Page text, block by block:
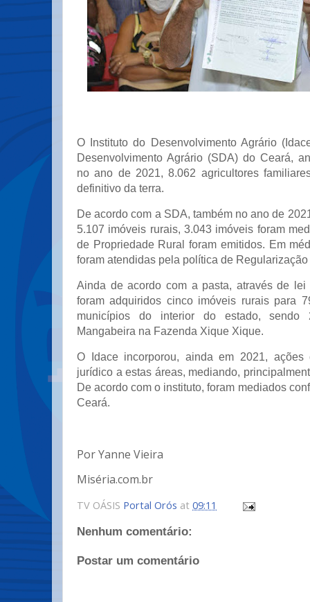
O Instituto do Desenvolvimento Agrário
Desenvolvimento Agrário (SDA) do Ceará,
no ano de 2021, 8.062 agricultores
definitivo da terra.
De acordo com a SDA, também no ano de
5.107 imóveis rurais, 3.043 imóveis foram
de Propriedade Rural foram emitidos. Em
foram atendidas pela política de
Ainda de acordo com a pasta, através de lei
foram adquiridos cinco imóveis rurais para
municípios do interior do estado,
Mangabeira na Fazenda Xique Xique.
O Idace incorporou, ainda em 2021,
jurídico a estas áreas, mediando,
De acordo com o instituto, foram mediados
Ceará.
Por Yanne Vieira
Miséria.com.br
TV OÁSIS Portal Orós at 09:11
Nenhum comentário:
Postar um comentário